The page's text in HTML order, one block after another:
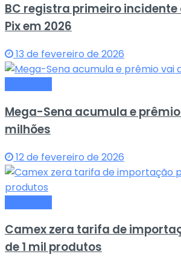
BC registra primeiro
Pix em 2026
13 de fevereiro de 2026
Mega-Sena acumula e prêmio
milhões
12 de fevereiro de 2026
Camex zera tarifa de
de 1 mil produtos